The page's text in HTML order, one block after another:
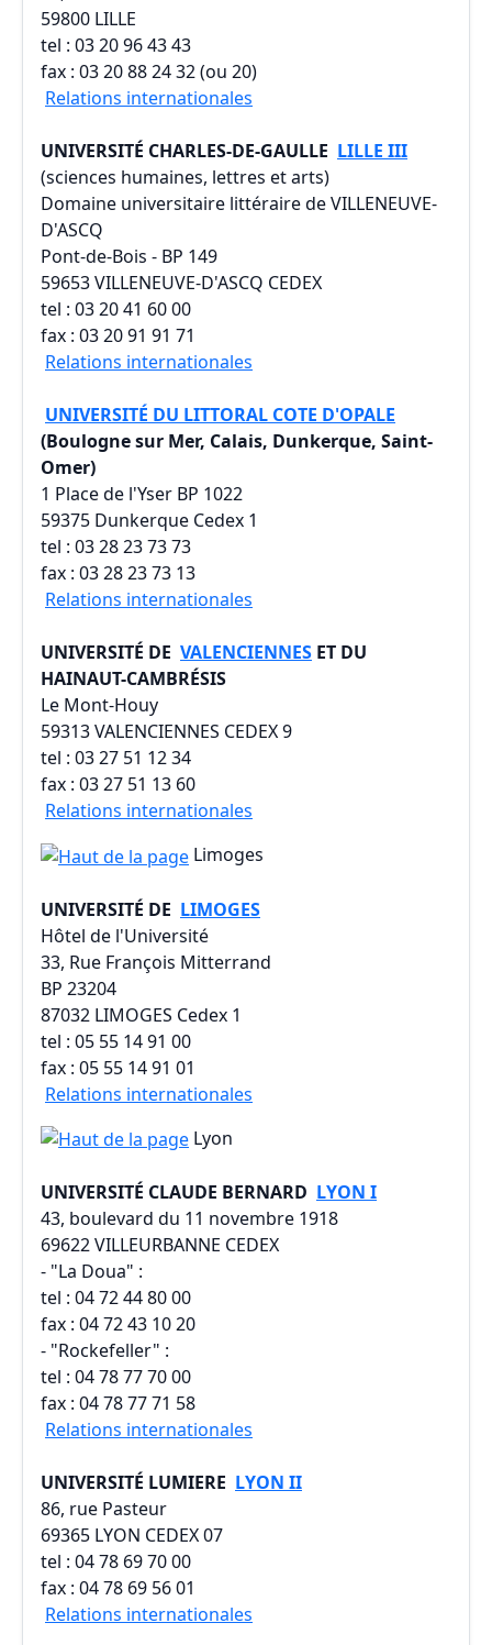
59800 LILLE
tel : 03 20 96 43 43
fax : 03 20 88 24 32 (ou 20)
Relations internationales
UNIVERSITÉ CHARLES-DE-GAULLE LILLE III
(sciences humaines, lettres et arts)
Domaine universitaire littéraire de VILLENEUVE-
D'ASCQ
Pont-de-Bois - BP 149
59653 VILLENEUVE-D'ASCQ CEDEX
tel : 03 20 41 60 00
fax : 03 20 91 91 71
Relations internationales
UNIVERSITÉ DU LITTORAL COTE D'OPALE
(Boulogne sur Mer, Calais, Dunkerque, Saint-
Omer)
1 Place de l'Yser BP 1022
59375 Dunkerque Cedex 1
tel : 03 28 23 73 73
fax : 03 28 23 73 13
Relations internationales
UNIVERSITÉ DE VALENCIENNES ET DU
HAINAUT-CAMBRÉSIS
Le Mont-Houy
59313 VALENCIENNES CEDEX 9
tel : 03 27 51 12 34
fax : 03 27 51 13 60
Relations internationales
Limoges
UNIVERSITÉ DE LIMOGES
Hôtel de l'Université
33, Rue François Mitterrand
BP 23204
87032 LIMOGES Cedex 1
tel : 05 55 14 91 00
fax : 05 55 14 91 01
Relations internationales
Lyon
UNIVERSITÉ CLAUDE BERNARD LYON I
43, boulevard du 11 novembre 1918
69622 VILLEURBANNE CEDEX
- "La Doua" :
tel : 04 72 44 80 00
fax : 04 72 43 10 20
- "Rockefeller" :
tel : 04 78 77 70 00
fax : 04 78 77 71 58
Relations internationales
UNIVERSITÉ LUMIERE LYON II
86, rue Pasteur
69365 LYON CEDEX 07
tel : 04 78 69 70 00
fax : 04 78 69 56 01
Relations internationales